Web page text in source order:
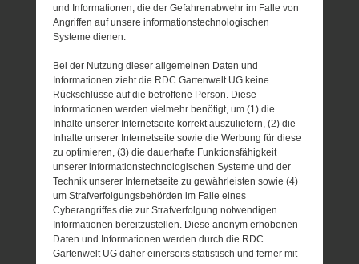
und Informationen, die der Gefahrenabwehr im Falle von
Angriffen auf unsere informationstechnologischen
Systeme dienen.
Bei der Nutzung dieser allgemeinen Daten und
Informationen zieht die RDC Gartenwelt UG keine
Rückschlüsse auf die betroffene Person. Diese
Informationen werden vielmehr benötigt, um (1) die
Inhalte unserer Internetseite korrekt auszuliefern, (2) die
Inhalte unserer Internetseite sowie die Werbung für diese
zu optimieren, (3) die dauerhafte Funktionsfähigkeit
unserer informationstechnologischen Systeme und der
Technik unserer Internetseite zu gewährleisten sowie (4)
um Strafverfolgungsbehörden im Falle eines
Cyberangriffes die zur Strafverfolgung notwendigen
Informationen bereitzustellen. Diese anonym erhobenen
Daten und Informationen werden durch die RDC
Gartenwelt UG daher einerseits statistisch und ferner mit